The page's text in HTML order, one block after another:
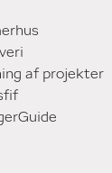
af projekter